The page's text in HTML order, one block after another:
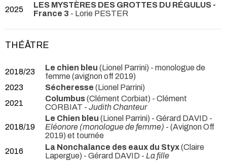
2025
LES MYSTÈRES DES GROTTES DU RÉGULUS -
France 3 - Lorie PESTER
THÉÂTRE
2018/23 Le chien bleu (Lionel Parrini) - monologue de
femme (avignon off 2019)
2023
Sécheresse (Lionel Parrini)
2021
Columbus(Clément Corbiat) - Clément
CORBIAT - Judith Chanteur
2018/19
Le Chien bleu (Lionel Parrini) - Gérard DAVID -
Eléonore (monologue de femme) - (Avignon Off
2019) et tournée
2016
La Nonchalance des eaux du Styx(Claire
Lapergue) - Gérard DAVID - La fille